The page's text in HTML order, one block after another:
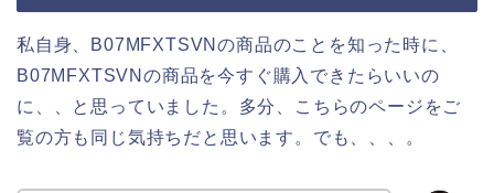
私自身、B07MFXTSVNの商品のことを知った時に、
B07MFXTSVNの商品を今すぐ購入できたらいいの
に、、と思っていました。多分、こちらのページをご
覧の方も同じ気持ちだと思います。でも、、、。